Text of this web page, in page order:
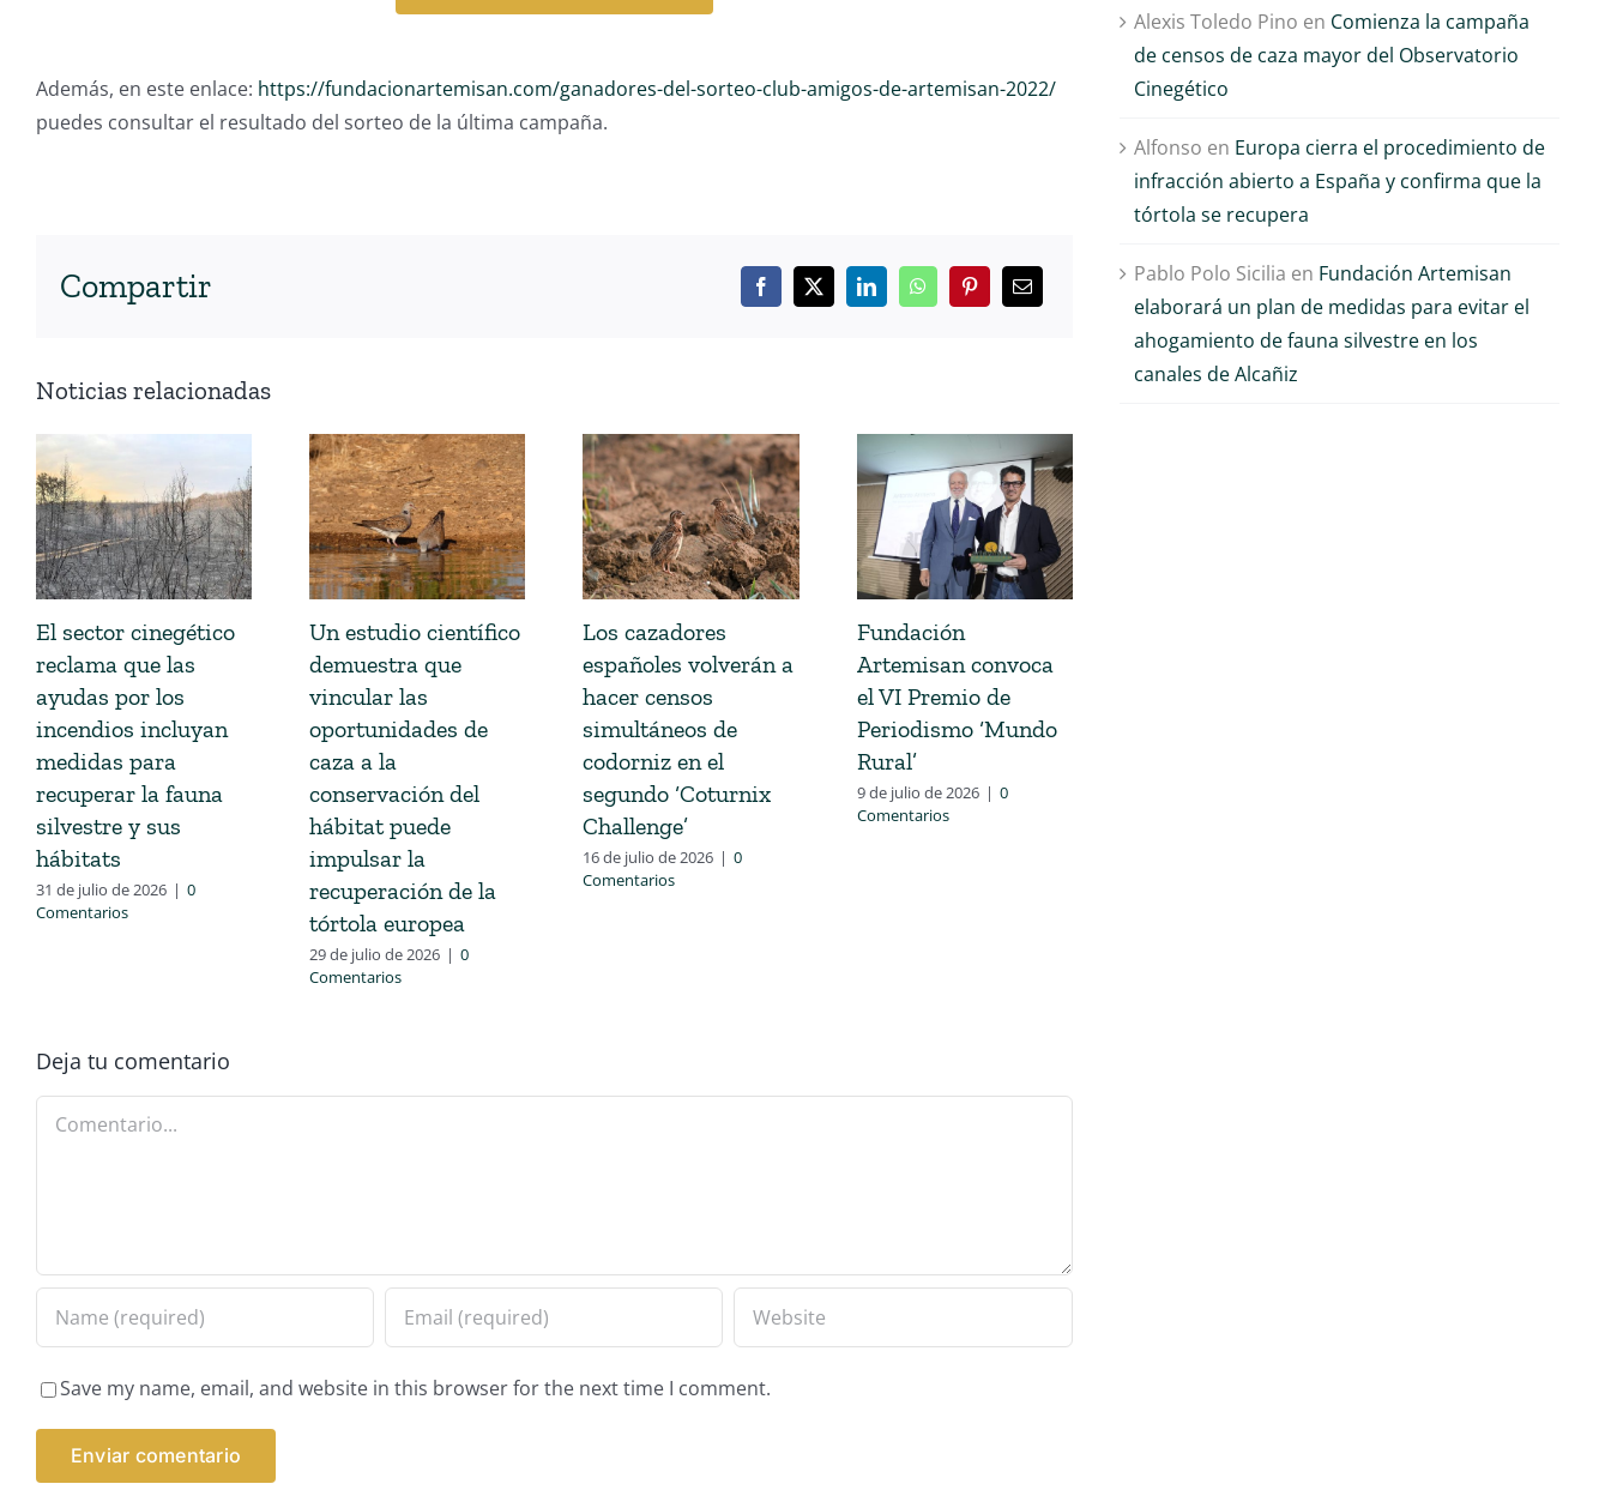
Además, en este enlace: https://fundacionartemisan.com/ganadores-del-sorteo-club-amigos-de-artemisan-2022/
puedes consultar el resultado del sorteo de la última campaña.
Compartir
Noticias relacionadas
El sector cinegético
reclama que las
ayudas por los
incendios incluyan
medidas para
recuperar la fauna
silvestre y sus
hábitats
31 de julio de 2026 | 0
Comentarios
Un estudio científico
demuestra que
vincular las
oportunidades de
caza a la
conservación del
hábitat puede
impulsar la
recuperación de la
tórtola europea
29 de julio de 2026 | 0
Comentarios
Los cazadores
españoles volverán a
hacer censos
simultáneos de
codorniz en el
segundo ‘Coturnix
Challenge’
16 de julio de 2026 | 0
Comentarios
Fundación
Artemisan convoca
el VI Premio de
Periodismo ‘Mundo
Rural’
9 de julio de 2026 | 0
Comentarios
Deja tu comentario
Comentario
Save my name, email, and website in this browser for the next time I comment.
Alexis Toledo Pino en Comienza la campaña
de censos de caza mayor del Observatorio
Cinegético
Alfonso en Europa cierra el procedimiento de
infracción abierto a España y confirma que la
tórtola se recupera
Pablo Polo Sicilia en Fundación Artemisan
elaborará un plan de medidas para evitar el
ahogamiento de fauna silvestre en los
canales de Alcañiz